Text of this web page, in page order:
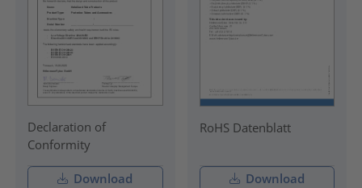
Declaration of
Conformity
Download
RoHS Datenblatt
Download